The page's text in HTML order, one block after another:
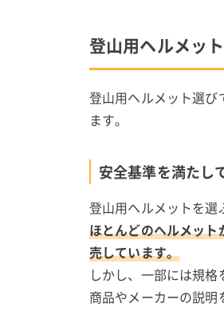
登山用ヘルメッ
登山用ヘルメット選び
ます。
安全基準を満たし
登山用ヘルメットを選
ほとんどのヘルメッ
売しています。
しかし、一部には規格
商品やメーカーの説明